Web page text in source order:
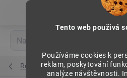
Tento web použivá
Používáme cookies k
reklam, poskytování
analýze návštěvnosti.
Regály výška 1840 mm, přídavné